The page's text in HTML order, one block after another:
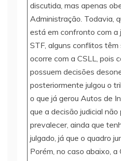
discutida, mas apenas
Administração. Todavia,
está em confronto com a
STF, alguns conflitos têm
ocorre com a CSLL, pois
possuem decisões
posteriormente julgou o
o que já gerou Autos de
que a decisão judicial não
prevalecer, ainda que
julgado, já que o quadro
Porém, no caso abaixo, a